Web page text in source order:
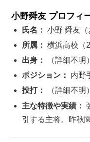
小野舜友 プロフィ
氏名： 小野 舜友（
所属： 横浜高校（2
出身：
（詳細不明）
ポジション：
内野
投打：
（詳細不明）
主な特徴や実績：
引する主将。昨秋